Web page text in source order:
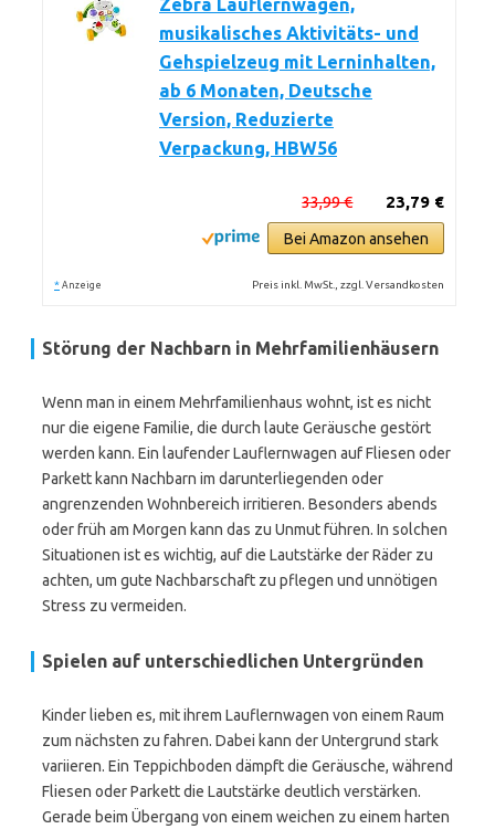
Zebra Lauflernwagen,
musikalisches Aktivitäts- und
Gehspielzeug mit Lerninhalten,
ab 6 Monaten, Deutsche
Version, Reduzierte
Verpackung, HBW56
23,79 €
33,99 €
Bei Amazon ansehen
* Anzeige Preis inkl. MwSt., zzgl. Versandkosten
Störung der Nachbarn in Mehrfamilienhäusern
Wenn man in einem Mehrfamilienhaus wohnt, ist es nicht
nur die eigene Familie, die durch laute Geräusche gestört
werden kann. Ein laufender Lauflernwagen auf Fliesen oder
Parkett kann Nachbarn im darunterliegenden oder
angrenzenden Wohnbereich irritieren. Besonders abends
oder früh am Morgen kann das zu Unmut führen. In solchen
Situationen ist es wichtig, auf die Lautstärke der Räder zu
achten, um gute Nachbarschaft zu pflegen und unnötigen
Stress zu vermeiden.
Spielen auf unterschiedlichen Untergründen
Kinder lieben es, mit ihrem Lauflernwagen von einem Raum
zum nächsten zu fahren. Dabei kann der Untergrund stark
variieren. Ein Teppichboden dämpft die Geräusche, während
Fliesen oder Parkett die Lautstärke deutlich verstärken.
Gerade beim Übergang von einem weichen zu einem harten